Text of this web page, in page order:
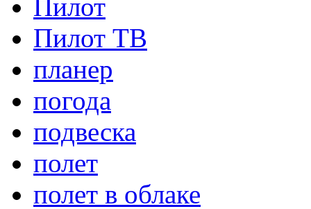
Пилот
Пилот ТВ
планер
погода
подвеска
полет
полет в облаке